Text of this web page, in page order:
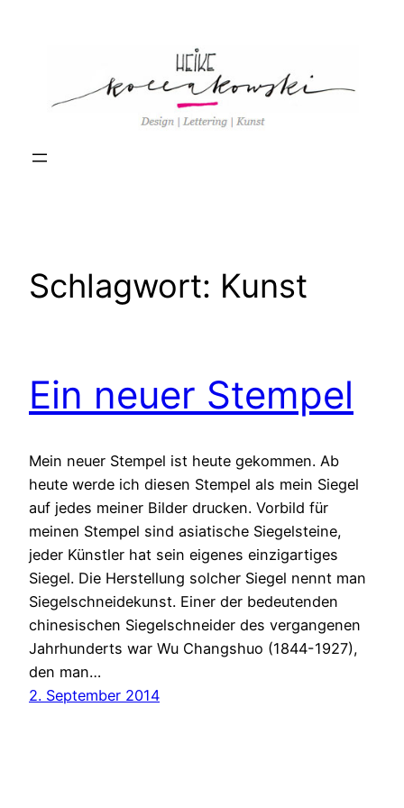
Schlagwort: Kunst
Ein neuer Stempel
Mein neuer Stempel ist heute gekommen. Ab
heute werde ich diesen Stempel als mein Siegel
auf jedes meiner Bilder drucken. Vorbild für
meinen Stempel sind asiatische Siegelsteine,
jeder Künstler hat sein eigenes einzigartiges
Siegel. Die Herstellung solcher Siegel nennt man
Siegelschneidekunst. Einer der bedeutenden
chinesischen Siegelschneider des vergangenen
Jahrhunderts war Wu Changshuo (1844-1927),
den man…
2. September 2014